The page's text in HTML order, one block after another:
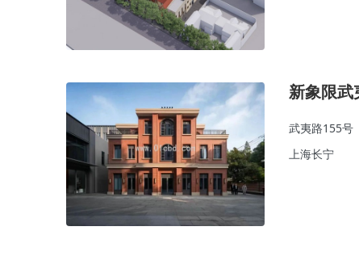
新象限武
武夷路155号
上海长宁